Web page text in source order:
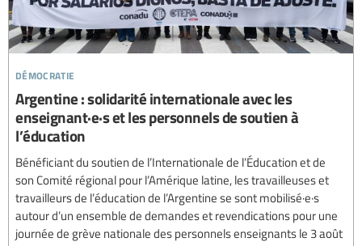
démocratie
Argentine : solidarité internationale avec les
enseignant·e·s et les personnels de soutien à
l’éducation
Bénéficiant du soutien de l’Internationale de l’Éducation et de
son Comité régional pour l’Amérique latine, les travailleuses et
travailleurs de l’éducation de l’Argentine se sont mobilisé·e·s
autour d’un ensemble de demandes et revendications pour une
journée de grève nationale des personnels enseignants le 3 août